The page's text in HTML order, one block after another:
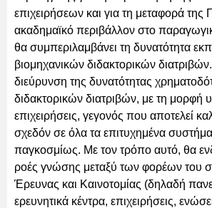
επιχειρήσεων και για τη μεταφορά
ακαδημαϊκό περιβάλλον στο
θα συμπεριλαμβάνει τη δυνατότητα
βιομηχανικών διδακτορικών
διεύρυνση της δυνατότητας
διδακτορικών διατριβών, με τη
επιχειρήσεις, γεγονός που αποτελεί
σχεδόν σε όλα τα επιτυχημένα
παγκοσμίως. Με τον τρόπο αυτό, θα
ροές γνώσης μεταξύ των φορέων του
Έρευνας και Καινοτομίας (δηλαδή
ερευνητικά κέντρα, επιχειρήσεις,